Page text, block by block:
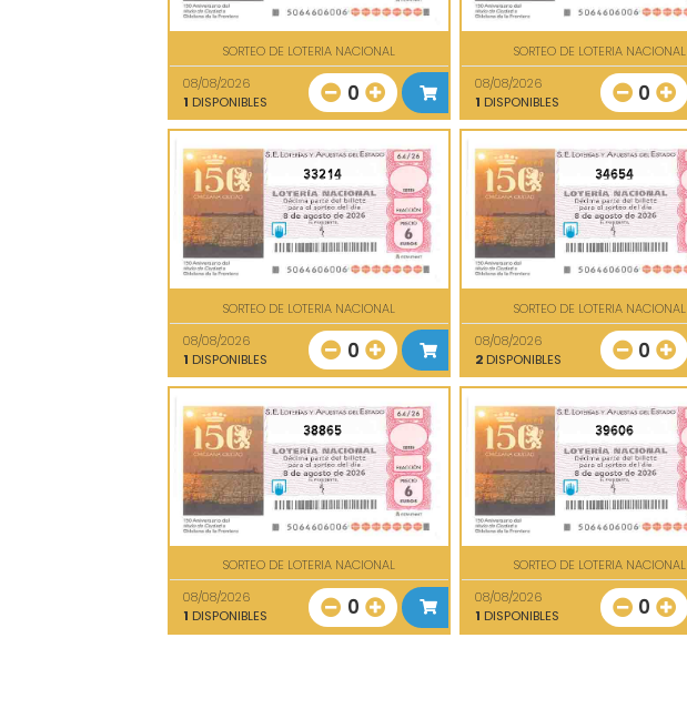
SORTEO DE LOTERIA NACIONAL
08/08/2026
1 DISPONIBLES 0
SORTEO DE LOTERIA NACIONAL
08/08/2026
1 DISPONIBLES 0
33214
SORTEO DE LOTERIA NACIONAL
08/08/2026
1 DISPONIBLES 0
34654
SORTEO DE LOTERIA NACIONAL
08/08/2026
2DISPONIBLES 0
38865
SORTEO DE LOTERIA NACIONAL
08/08/2026
1 DISPONIBLES 0
39606
SORTEO DE LOTERIA NACIONAL
08/08/2026
1 DISPONIBLES 0